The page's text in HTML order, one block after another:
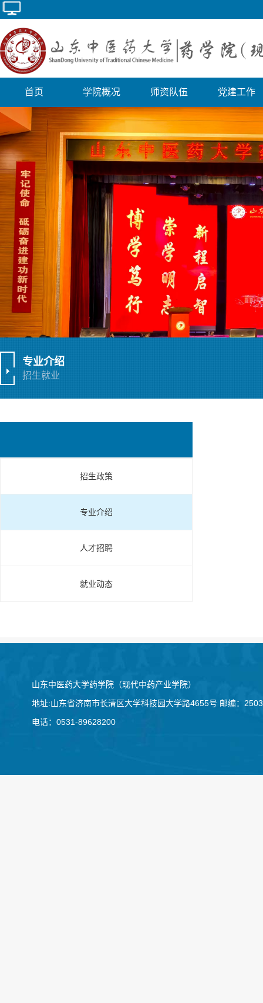
首页 学院概况 师资队伍 党建工作
专业介绍
招生就业
招生政策
专业介绍
人才招聘
就业动态
山东中医药大学药学院（现代中药产业学院）
地址:山东省济南市长清区大学科技园大学路4655号 邮编：
电话：0531-89628200